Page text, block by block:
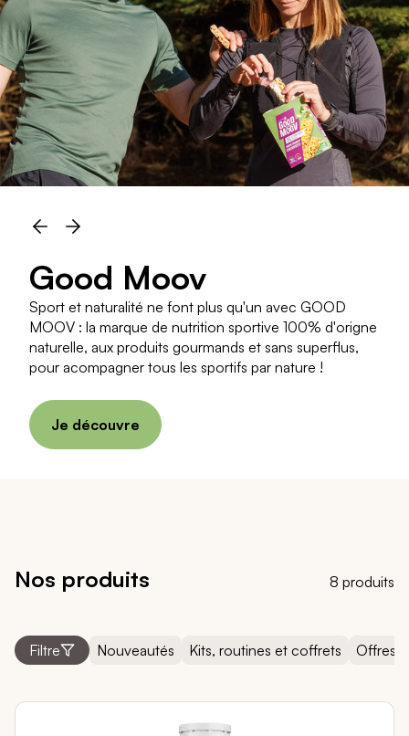
Good Moov
Sport et naturalité ne font plus qu'un avec GOOD
MOOV : la marque de nutrition sportive 100% d'origne
naturelle, aux produits gourmands et sans superflus,
pour acompagner tous les sportifs par nature !
Je découvre
8 produits
Nos produits
Filtre Nouveautés Kits, routines et coffrets Offres